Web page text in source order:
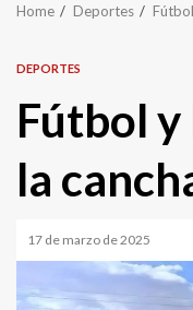
Home Deportes
DEPORTES
Fútbol y
la
17 de marzo de 2025